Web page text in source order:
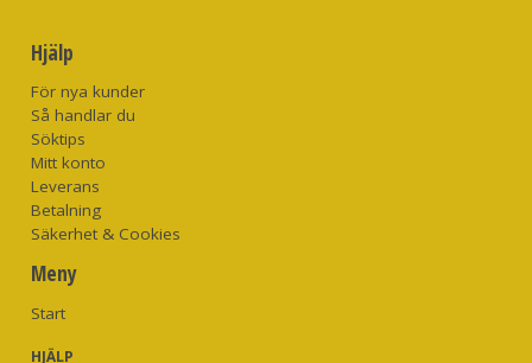
Hjälp
För nya kunder
Så handlar du
Söktips
Mitt konto
Leverans
Betalning
Säkerhet & Cookies
Meny
Start
HJÄLP